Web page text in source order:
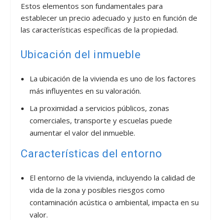
Estos elementos son fundamentales para
establecer un precio adecuado y justo en función de
las características específicas de la propiedad.
Ubicación del inmueble
La ubicación de la vivienda es uno de los factores
más influyentes en su valoración.
La proximidad a servicios públicos, zonas
comerciales, transporte y escuelas puede
aumentar el valor del inmueble.
Características del entorno
El entorno de la vivienda, incluyendo la calidad de
vida de la zona y posibles riesgos como
contaminación acústica o ambiental, impacta en su
valor.